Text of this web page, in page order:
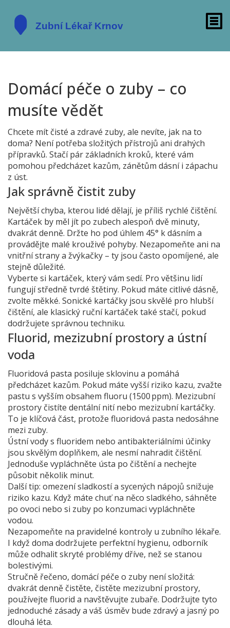
Domácí péče o zuby – co
musíte vědět
Chcete mít čisté a zdravé zuby, ale nevíte, jak na to
doma? Není potřeba složitých přístrojů ani drahých
přípravků. Stačí pár základních kroků, které vám
pomohou předcházet kazům, zánětům dásní i zápachu
z úst.
Jak správně čistit zuby
Největší chyba, kterou lidé dělají, je příliš rychlé čištění.
Kartáček by měl jít po zubech alespoň dvě minuty,
dvakrát denně. Držte ho pod úhlem 45° k dásním a
provádějte malé krouživé pohyby. Nezapomeňte ani na
vnitřní strany a žvýkačky – ty jsou často opomíjené, ale
stejně důležité.
Vyberte si kartáček, který vám sedí. Pro většinu lidí
fungují středně tvrdé štětiny. Pokud máte citlivé dásně,
zvolte měkké. Sonické kartáčky jsou skvělé pro hlubší
čištění, ale klasický ruční kartáček také stačí, pokud
dodržujete správnou techniku.
Fluorid, mezizubní prostory a ústní
voda
Fluoridová pasta posiluje sklovinu a pomáhá
předcházet kazům. Pokud máte vyšší riziko kazu, zvažte
pastu s vyšším obsahem fluoru (1500 ppm). Mezizubní
prostory čistíte dentální nití nebo mezizubní kartáčky.
To je klíčová část, protože fluoridová pasta nedosáhne
mezi zuby.
Ústní vody s fluoridem nebo antibakteriálními účinky
jsou skvělým doplňkem, ale nesmí nahradit čištění.
Jednoduše vypláchněte ústa po čištění a nechejte
působit několik minut.
Další tip: omezení sladkostí a sycených nápojů snižuje
riziko kazu. Když máte chuť na něco sladkého, sáhněte
po ovoci nebo si zuby po konzumaci vypláchněte
vodou.
Nezapomeňte na pravidelné kontroly u zubního lékaře.
I když doma dodržujete perfektní hygienu, odborník
může odhalit skryté problémy dříve, než se stanou
bolestivými.
Stručně řečeno, domácí péče o zuby není složitá:
dvakrát denně čistěte, čistěte mezizubní prostory,
používejte fluorid a navštěvujte zubaře. Dodržujte tyto
jednoduché zásady a váš úsměv bude zdravý a jasný po
dlouhá léta.